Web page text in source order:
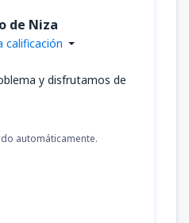
de Niza
calificación
y disfrutamos de
automáticamente.